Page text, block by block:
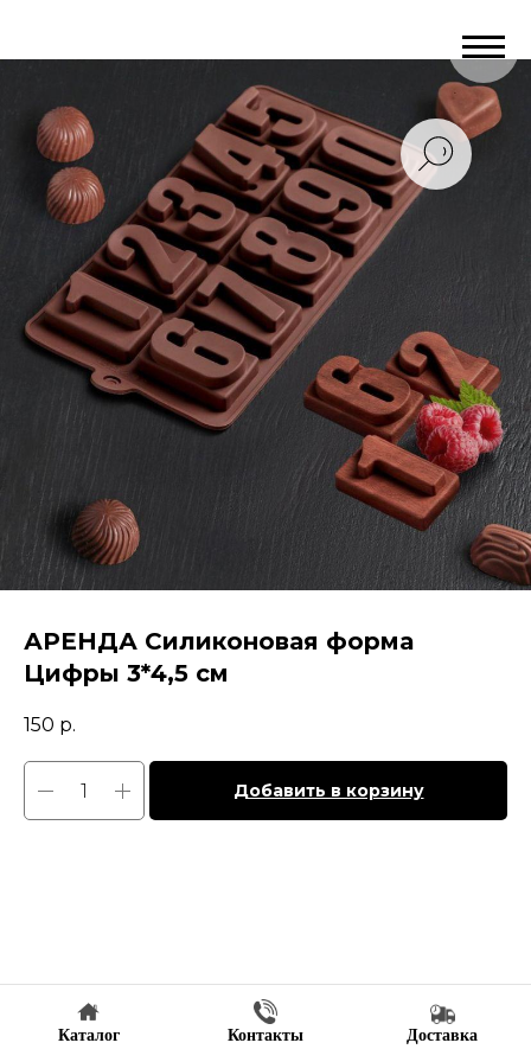
АРЕНДА Силиконовая форма
Цифры 3*4,5 см
150 р.
Добавить в корзину
Каталог Контакты Доставка